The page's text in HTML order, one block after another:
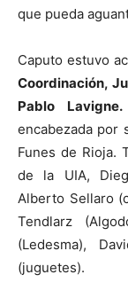
que pueda
Caputo estuvo
Coordinación,
Pablo Lavigne.
encabezada por
Funes de Rioja.
de la UIA,
Alberto Sellaro
Tendlarz
(Ledesma),
(juguetes).